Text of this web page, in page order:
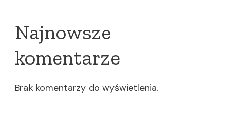
Najnowsze
komentarze
Brak komentarzy do wyświetlenia.